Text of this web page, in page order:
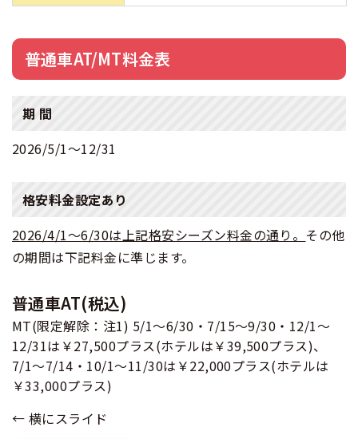
普通車AT/MT料金表
期 間
2026/5/1〜12/31
格安料金設定あり
2026/4/1～6/30は上記格安シーズン料金の通り。 その他
の期間は下記料金に準じます。
普通車AT(税込)
MT(限定解除：注1) 5/1～6/30・7/15～9/30・12/1～
12/31は￥27,500プラス(ホテルは￥39,500プラス)、
7/1～7/14・10/1～11/30は￥22,000プラス(ホテルは
￥33,000プラス)